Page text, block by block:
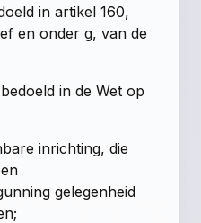
in artikel 160,
en onder g, van de
in de Wet op
inrichting, die
gelegenheid